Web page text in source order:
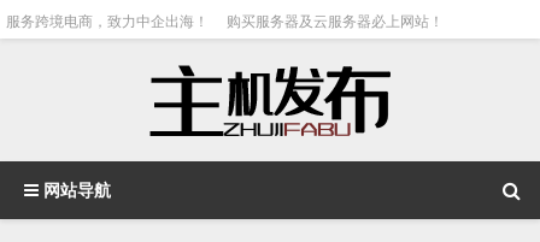
服务跨境电商，致力中企出海！ 购买服务器及云服务器必上网站！
网站导航